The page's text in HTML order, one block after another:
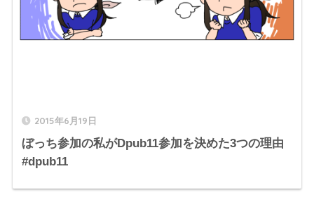
2015年6月19日
ぼっち参加の私がDpub11参加を決めた3つの理由
#dpub11